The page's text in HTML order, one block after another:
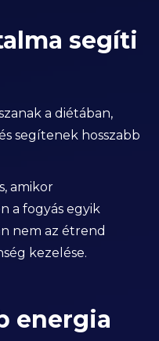
segíti
a diétában,
segítenek hosszabb
amikor
a fogyás egyik
nem az étrend
kezelése.
energia